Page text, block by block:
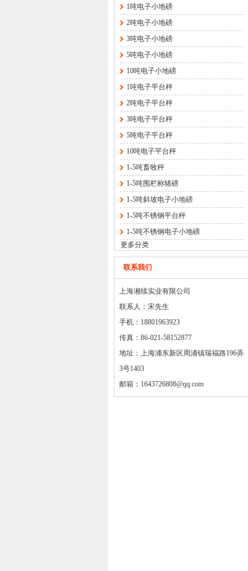
1吨电子小地磅
2吨电子小地磅
3吨电子小地磅
5吨电子小地磅
10吨电子小地磅
1吨电子平台秤
2吨电子平台秤
3吨电子平台秤
5吨电子平台秤
10吨电子平台秤
1-5吨畜牧秤
1-5吨围栏称猪磅
1-5吨斜坡电子小地磅
1-5吨不锈钢平台秤
1-5吨不锈钢电子小地磅
更多分类
联系我们
上海湘续实业有限公司
联系人：宋先生
手机：18801963923
传真：86-021-58152877
地址：上海浦东新区周浦镇瑞福路196弄
3号1403
邮箱： 1643726808@qq.com